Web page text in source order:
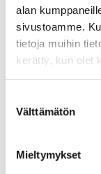
alan
sivustoamme.
tietoja muihin
kerätty, kun olet
valinta
Välttämätön
Mieltymykset
Parempia